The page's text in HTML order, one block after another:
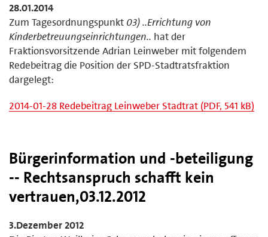
28.01.2014
Zum Tagesordnungspunkt 03) ..Errichtung von
Kinderbetreuungseinrichtungen.. hat der
Fraktionsvorsitzende Adrian Leinweber mit folgendem
Redebeitrag die Position der SPD-Stadtratsfraktion
dargelegt:
2014-01-28 Redebeitrag Leinweber Stadtrat (PDF, 541 kB)
Bürgerinformation und -beteiligung
-- Rechtsanspruch schafft kein
vertrauen,03.12.2012
3.Dezember 2012